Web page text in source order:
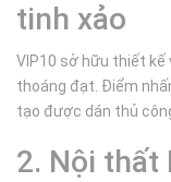
tinh xảo
VIP10 sở hữu thiết kế
thoáng đạt. Điểm
tạo được dán thủ
2. Nội thất